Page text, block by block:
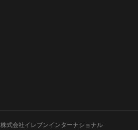
株式会社イレブンインターナショナル